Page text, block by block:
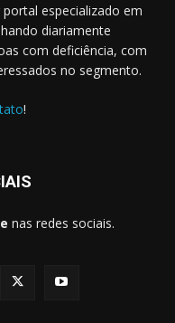
especializado em
diariamente
com deficiência, com
no segmento.
!
nas redes sociais.